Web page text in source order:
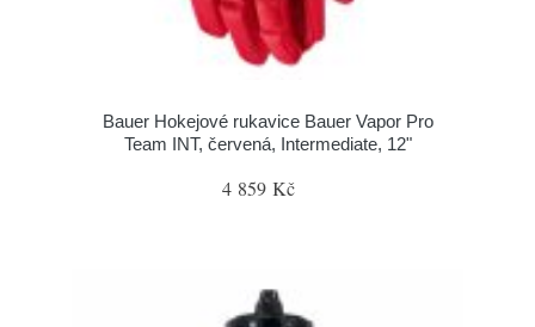
Bauer Hokejové rukavice Bauer Vapor Pro
Team INT, červená, Intermediate, 12"
4 859 Kč